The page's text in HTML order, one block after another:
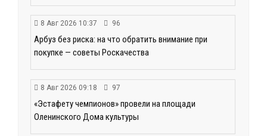
8 Авг 2026 10:37 96
Арбуз без риска: на что обратить внимание при
покупке — советы Роскачества
8 Авг 2026 09:18 97
«Эстафету чемпионов» провели на площади
Оленинского Дома культуры